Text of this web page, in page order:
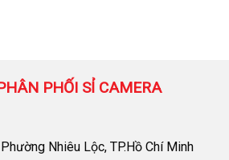
PHỐI SỈ CAMERA
Nhiêu Lộc, TP.Hồ Chí Minh